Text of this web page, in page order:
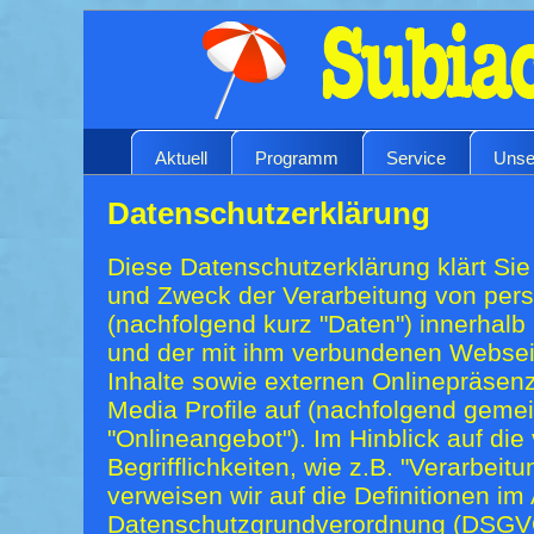
Aktuell Programm Service
Datenschutzerklärung
Diese Datenschutzerklärung klärt
und Zweck der Verarbeitung von
(nachfolgend kurz "Daten")
und der mit ihm verbundenen
Inhalte sowie externen
Media Profile auf (nachfolgend
"Onlineangebot"). Im Hinblick auf die
Begrifflichkeiten, wie z.B.
verweisen wir auf die Definitionen im
Datenschutzgrundverordnung